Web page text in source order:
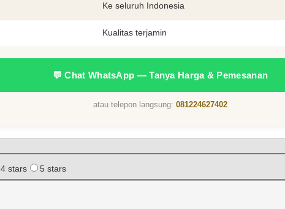
Ke seluruh Indonesia
Kualitas terjamin
💬 Chat WhatsApp — Tanya Harga & Pemesanan
atau telepon langsung: 081224627402
4 stars 5 stars